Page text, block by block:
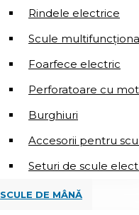
Rindele electrice
Scule
Foarfece electric
Perforatoare cu
Burghiuri
Accesorii pentru
Seturi de scule
SCULE DE MÂNĂ